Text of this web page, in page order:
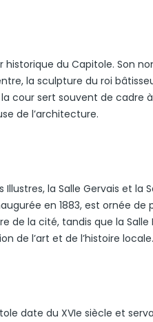
historique du Capitole. Son
la sculpture du roi
cour sert souvent de cadre
de l’architecture.
la Salle Gervais et la
en 1883, est ornée
de la cité, tandis que la
de l’art et de l’histoire locale.
date du XVIe siècle et